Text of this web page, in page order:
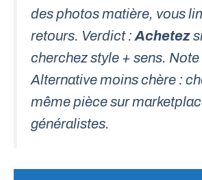
des photos matière, vous
retours. Verdict : Achetez
cherchez style + sens. Note
Alternative moins chère :
même pièce sur
généralistes.